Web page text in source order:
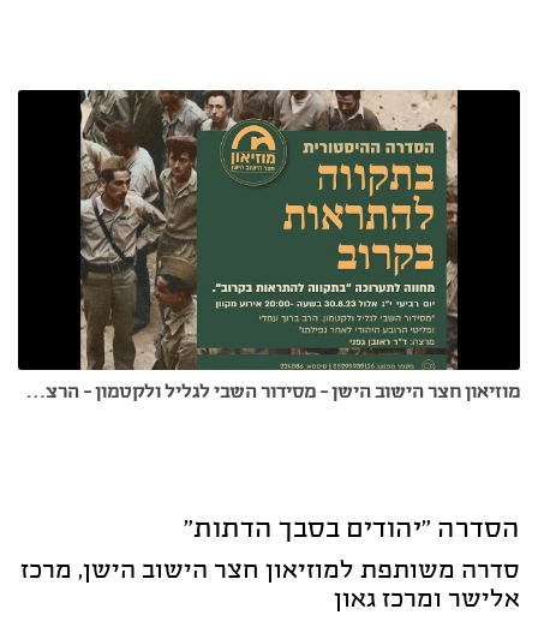
מוזיאון חצר הישוב הישן - מסידור השבי לגליל ולקטמון - הרצאה מקוונת של דר ראובן גפני
הסדרה "יהודים בסבך הדתות"
סדרה משותפת למוזיאון חצר הישוב הישן, מרכז
אלישר ומרכז גאון